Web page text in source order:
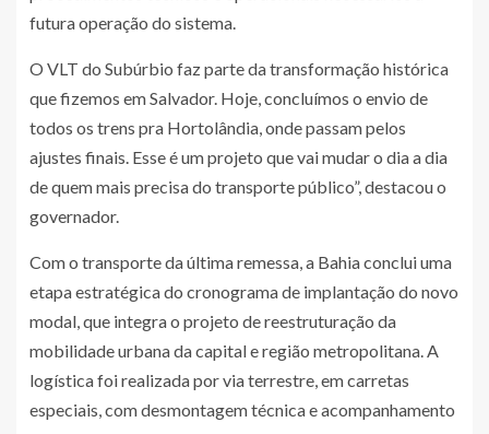
futura operação do sistema.
O VLT do Subúrbio faz parte da transformação histórica
que fizemos em Salvador. Hoje, concluímos o envio de
todos os trens pra Hortolândia, onde passam pelos
ajustes finais. Esse é um projeto que vai mudar o dia a dia
de quem mais precisa do transporte público”, destacou o
governador.
Com o transporte da última remessa, a Bahia conclui uma
etapa estratégica do cronograma de implantação do novo
modal, que integra o projeto de reestruturação da
mobilidade urbana da capital e região metropolitana. A
logística foi realizada por via terrestre, em carretas
especiais, com desmontagem técnica e acompanhamento